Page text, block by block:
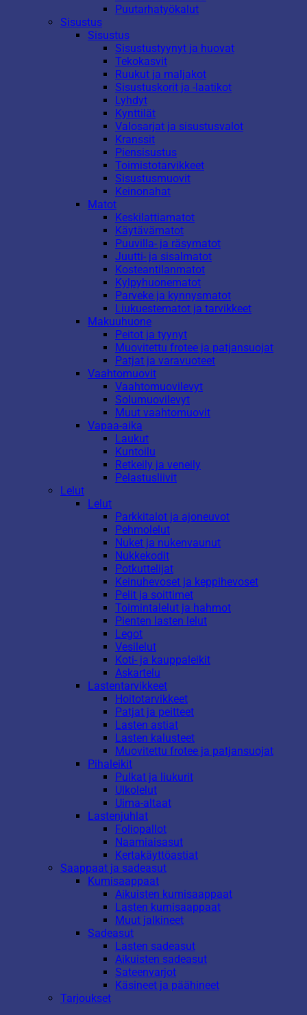
Puutarhatyökalut
Sisustus
Sisustus
Sisustustyynyt ja huovat
Tekokasvit
Ruukut ja maljakot
Sisustuskorit ja -laatikot
Lyhdyt
Kynttilät
Valosarjat ja sisustusvalot
Kranssit
Piensisustus
Toimistotarvikkeet
Sisustusmuovit
Keinonahat
Matot
Keskilattiamatot
Käytävämatot
Puuvilla- ja räsymatot
Juutti- ja sisalmatot
Kosteantilanmatot
Kylpyhuonematot
Parveke ja kynnysmatot
Liukuestematot ja tarvikkeet
Makuuhuone
Peitot ja tyynyt
Muovitettu frotee ja patjansuojat
Patjat ja varavuoteet
Vaahtomuovit
Vaahtomuovilevyt
Solumuovilevyt
Muut vaahtomuovit
Vapaa-aika
Laukut
Kuntoilu
Retkeily ja veneily
Pelastusliivit
Lelut
Lelut
Parkkitalot ja ajoneuvot
Pehmolelut
Nuket ja nukenvaunut
Nukkekodit
Potkuttelijat
Keinuhevoset ja keppihevoset
Pelit ja soittimet
Toimintalelut ja hahmot
Pienten lasten lelut
Legot
Vesilelut
Koti- ja kauppaleikit
Askartelu
Lastentarvikkeet
Hoitotarvikkeet
Patjat ja peitteet
Lasten astiat
Lasten kalusteet
Muovitettu frotee ja patjansuojat
Pihaleikit
Pulkat ja liukurit
Ulkolelut
Uima-altaat
Lastenjuhlat
Foliopallot
Naamiaisasut
Kertakäyttöastiat
Saappaat ja sadeasut
Kumisaappaat
Aikuisten kumisaappaat
Lasten kumisaappaat
Muut jalkineet
Sadeasut
Lasten sadeasut
Aikuisten sadeasut
Sateenvarjot
Käsineet ja päähineet
Tarjoukset